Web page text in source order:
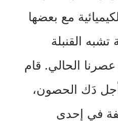
مع بعضها
تشبه القنبلة
الحالي. قام
أجل دَك الحصون،
في إحدى